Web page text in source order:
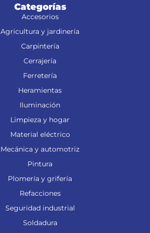
Categorías
Accesorios
Agricultura y jardinería
Carpintería
Cerrajería
Ferretería
Heramientas
Iluminación
Limpieza y hogar
Material eléctrico
Mecánica y automotriz
Pintura
Plomería y grifería
Refacciones
Seguridad industrial
Soldadura